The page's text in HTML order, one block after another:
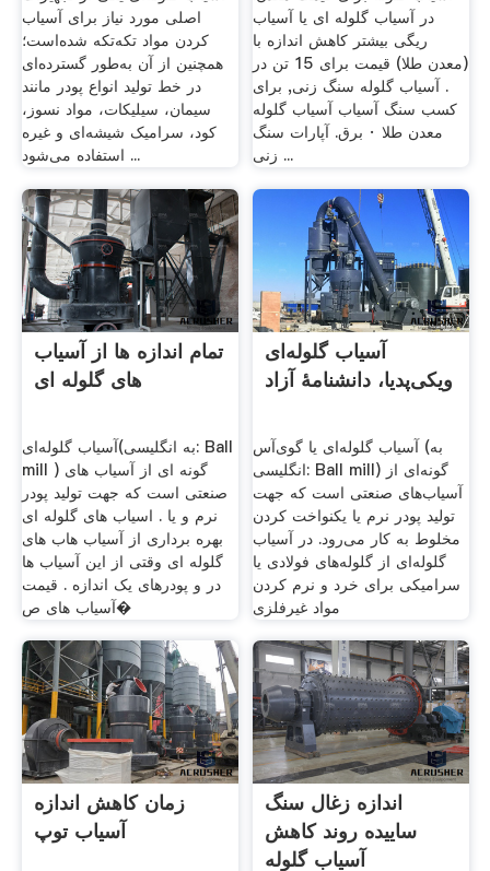
اصلی مورد نیاز برای آسیاب
کردن مواد تکه‌تکه شده‌است؛
همچنین از آن به‌طور گسترده‌ای
در خط تولید انواع پودر مانند
سیمان، سیلیکات، مواد نسوز،
کود، سرامیک شیشه‌ای و غیره
استفاده می‌شود ...
در آسیاب گلوله ای یا آسیاب
ریگی بیشتر کاهش اندازه با
(معدن طلا) قیمت برای 15 تن در
. آسیاب گلوله سنگ زنی, برای
کسب سنگ آسیاب آسیاب گلوله
معدن طلا · برق. آپارات سنگ
زنی ...
تمام اندازه ها از آسیاب
های گلوله ای
آسیاب گلوله‌ای(به انگلیسی: Ball
mill ) گونه ای از آسیاب های
صنعتی است که جهت تولید پودر
نرم و یا . اسیاب های گلوله ای
بهره برداری از آسیاب هاب های
گلوله ای وقتی از این آسیاب ها
در و پودرهای یک اندازه . قیمت
آسیاب های ص�
آسیاب گلوله‌ای
ویکی‌پدیا، دانشنامهٔ آزاد
آسیاب گلوله‌ای یا گوی‌آس (به
انگلیسی: Ball mill) گونه‌ای از
آسیاب‌های صنعتی است که جهت
تولید پودر نرم یا یکنواخت کردن
مخلوط به کار می‌رود. در آسیاب
گلوله‌ای از گلوله‌های فولادی یا
سرامیکی برای خرد و نرم کردن
مواد غیرفلزی
زمان کاهش اندازه
آسیاب توپ
اندازه زغال سنگ
ساییده روند کاهش
آسیاب گلوله